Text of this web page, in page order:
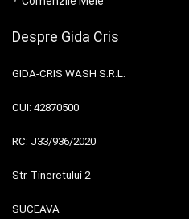
Despre Gida Cris
GIDA-CRIS WASH S.R.L.
CUI: 42870500
RC: J33/936/2020
Str. Tineretului 2
SUCEAVA